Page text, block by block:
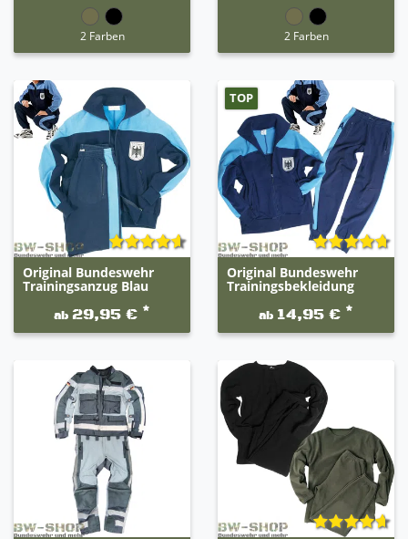
2 Farben 2 Farben
Original Bundeswehr
Trainingsanzug Blau
ab 29,95 € *
TOP
Original Bundeswehr
Trainingsbekleidung
ab 14,95 € *